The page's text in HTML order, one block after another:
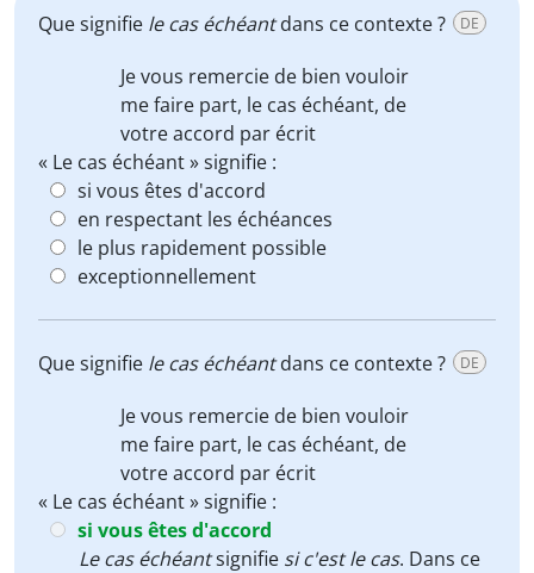
Que signifie le cas échéantdans ce contexte ? DE
Je vous remercie de bien vouloir
me faire part, le cas échéant, de
votre accord par écrit
« Le cas échéant » signifie :
si vous êtes d'accord
en respectant les échéances
le plus rapidement possible
exceptionnellement
Que signifie le cas échéantdans ce contexte ? DE
Je vous remercie de bien vouloir
me faire part, le cas échéant, de
votre accord par écrit
« Le cas échéant » signifie :
si vous êtes d'accord
Le cas échéantsignifie si c'est le cas. Dans ce